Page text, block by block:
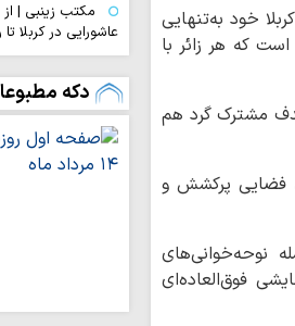
بین نجف تا کربلا خود به‌تنهایی
که هر زائر با
مشترک گرد هم
فضایی پرکشش و
نوحه‌خوانی‌های
فوق‌العاده‌ای
مکتب زینبی |
عاشورایی در کربلا
دراماتیک است
کتاب «الشَّجَرَةَ
علوی در آیینه…
احکام شرعی |
دکه